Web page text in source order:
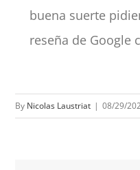
buena suerte
reseña de Google
By Nicolas Laustriat | 08/29/